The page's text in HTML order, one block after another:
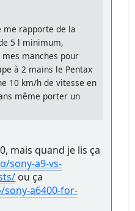
me rapporte de la
5 l minimum,
manches pour
à 2 mains le Pentax
10 km/h de vitesse en
même porter un
mais quand je lis ça
sony-a9-vs-
ou ça
a6400-for-